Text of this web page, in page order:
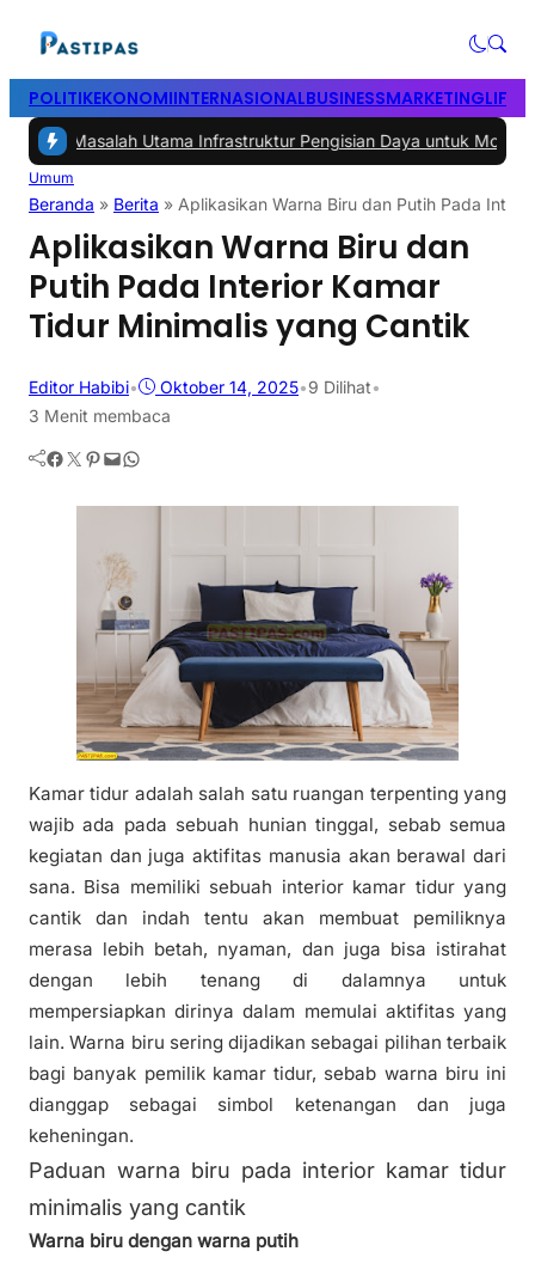
POLITIKEKONOMIINTERNASIONALBUSINESSMARKETING
Utama Infrastruktur Pengisian Daya untuk Mobil Listrik yang
Umum
Beranda » Berita » Aplikasikan Warna Biru dan Putih Pada
Aplikasikan Warna Biru dan
Putih Pada Interior Kamar
Tidur Minimalis yang Cantik
Editor Habibi• Oktober 14, 2025•9 Dilihat•
3 Menit membaca
Facebook Twitter Pinterest Mail WhatsApp
Kamar tidur adalah salah satu ruangan terpenting yang
wajib ada pada sebuah hunian tinggal, sebab semua
kegiatan dan juga aktifitas manusia akan berawal dari
sana. Bisa memiliki sebuah interior kamar tidur yang
cantik dan indah tentu akan membuat pemiliknya
merasa lebih betah, nyaman, dan juga bisa istirahat
dengan lebih tenang di dalamnya untuk
mempersiapkan dirinya dalam memulai aktifitas yang
lain. Warna biru sering dijadikan sebagai pilihan terbaik
bagi banyak pemilik kamar tidur, sebab warna biru ini
dianggap sebagai simbol ketenangan dan juga
keheningan.
Paduan warna biru pada interior kamar tidur
minimalis yang cantik
Warna biru dengan warna putih